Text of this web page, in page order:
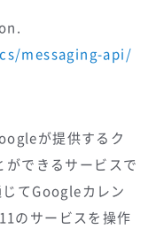
messaging-api/
が提供するク
できるサービスで
てGoogleカレン
のサービスを操作